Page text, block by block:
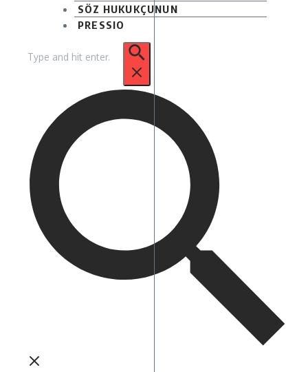
SÖZ HUKUKÇUNUN
PRESSIO